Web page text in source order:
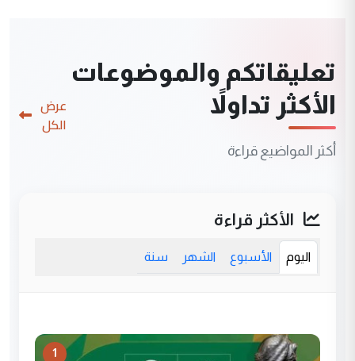
تعليقاتكم والموضوعات
الأكثر تداولاً
أكثر المواضيع قراءة
عرض
الكل
الأكثر قراءة
اليوم الأسبوع الشهر سنة
1